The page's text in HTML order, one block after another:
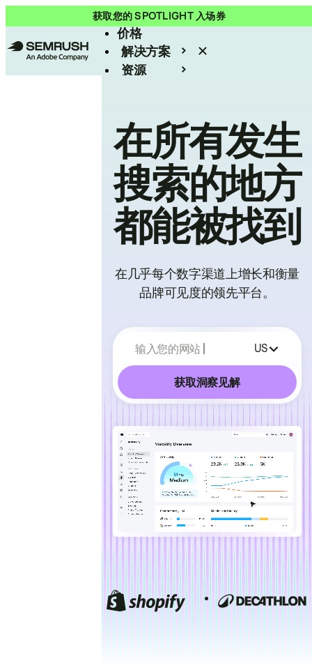
获取您的 SPOTLIGHT 入场券
产品
价格
解决方案
资源
在所有发生
搜索的地方
都能被找到
在几乎每个数字渠道上增长和衡量
品牌可见度的领先平台。
输入您的网站 US
获取洞察见解